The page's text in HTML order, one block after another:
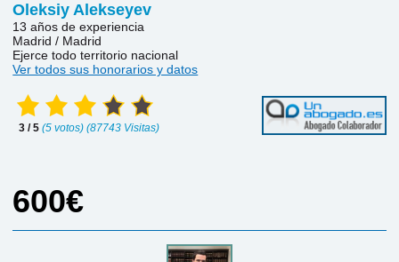
Oleksiy Alekseyev
13 años de experiencia
Madrid / Madrid
Ejerce todo territorio nacional
Ver todos sus honorarios y datos
3 / 5(5 votos) (87743 Visitas)
600€